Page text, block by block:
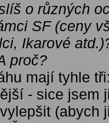
o různých
SF (ceny
Ikarové
proč?
mají tyhle
- sice jsem
(abych